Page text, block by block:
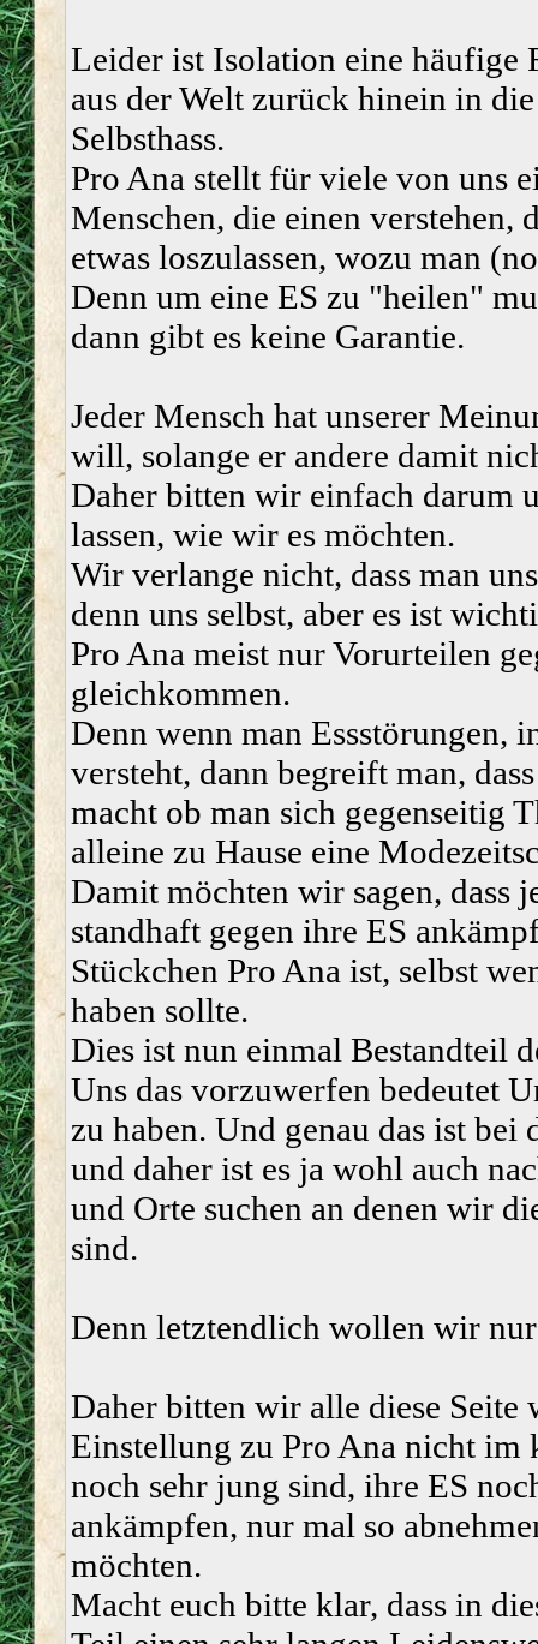
Leider ist Isolation eine häufige
aus der Welt zurück hinein in
Selbsthass.
Pro Ana stellt für viele von uns
Menschen, die einen verstehen,
etwas loszulassen, wozu man
Denn um eine ES zu "heilen"
dann gibt es keine Garantie.
Jeder Mensch hat unserer
will, solange er andere damit
Daher bitten wir einfach darum
lassen, wie wir es möchten.
Wir verlange nicht, dass man
denn uns selbst, aber es ist
Pro Ana meist nur Vorurteilen
gleichkommen.
Denn wenn man Essstörungen,
versteht, dann begreift man,
macht ob man sich gegenseitig
alleine zu Hause eine
Damit möchten wir sagen, dass
standhaft gegen ihre ES
Stückchen Pro Ana ist, selbst
haben sollte.
Dies ist nun einmal Bestandteil
Uns das vorzuwerfen bedeutet
zu haben. Und genau das ist
und daher ist es ja wohl auch
und Orte suchen an denen wir
sind.
Denn letztendlich wollen wir
Daher bitten wir alle diese Seite
Einstellung zu Pro Ana nicht im
noch sehr jung sind, ihre ES
ankämpfen, nur mal so
möchten.
Macht euch bitte klar, dass in